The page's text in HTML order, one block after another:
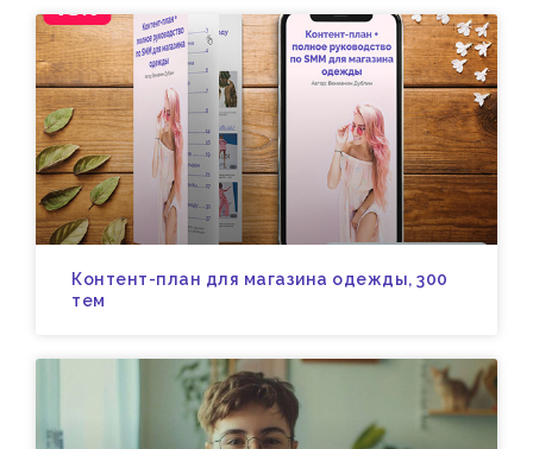
Контент-план для магазина одежды, 300
тем